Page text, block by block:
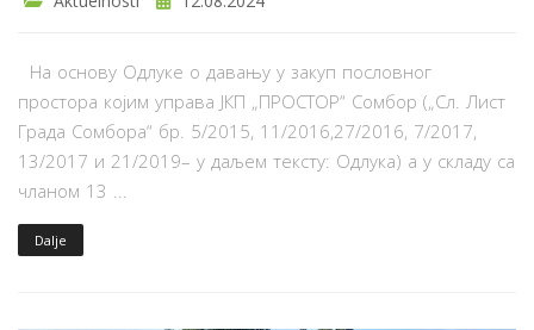
На основу Одлуке о давању у закуп пословног
простора којим управа ЈКП „ПРОСТОР“ Сомбор („Сл. Лист
Града Сомбора“ бр. 5/2015, 11/2016,27/2016, 7/2017,
13/2017 и 21/2019– у даљем тексту: Одлука) а у складу са
чланом 13 ...
Dalje